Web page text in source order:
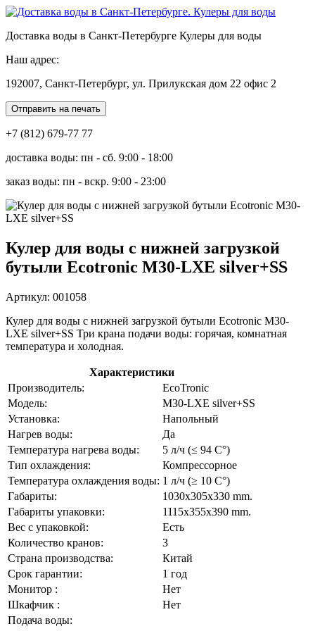
Доставка воды в Санкт-Петербурге Кулеры для воды
Наш адрес:
192007, Санкт-Петербург, ул. Прилукская дом 22 офис 2
Отправить на печать
+7 (812) 679-77 77
доставка воды: пн - сб. 9:00 - 18:00
заказ воды: пн - вскр. 9:00 - 23:00
Кулер для воды с нижней загрузкой
бутыли Ecotronic M30-LXE silver+SS
Артикул: 001058
Кулер для воды с нижней загрузкой бутыли Ecotronic M30-
LXE silver+SS Три крана подачи воды: горячая, комнатная
температура и холодная.
Характеристики
Производитель:
EcoTronic
Модель:
M30-LXE silver+SS
Установка:
Напольный
Нагрев воды:
Да
Температура нагрева воды:
5 л/ч (≤ 94 C°)
Тип охлаждения:
Компрессорное
Температура охлаждения воды: 1 л/ч (≥ 10 C°)
Габариты:
1030x305x330 mm.
Габариты упаковки:
1115x355x390 mm.
Вес с упаковкой:
Есть
Количество кранов:
3
Страна производства:
Китай
Срок гарантии:
1 год
Монитор :
Нет
Шкафчик :
Нет
Подача воды: